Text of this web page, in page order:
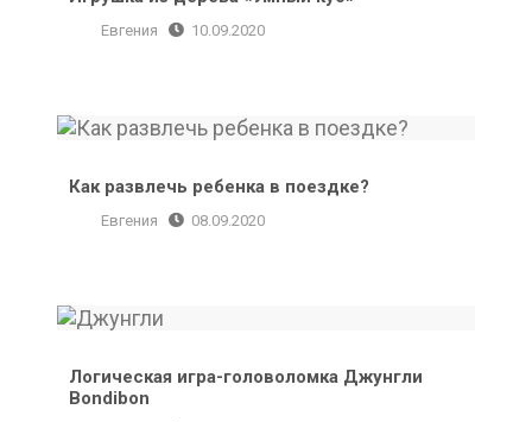
Евгения 10.09.2020
Как развлечь ребенка в поездке?
Евгения 08.09.2020
Логическая игра-головоломка Джунгли
Bondibon